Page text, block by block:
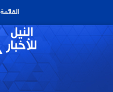
القائمة